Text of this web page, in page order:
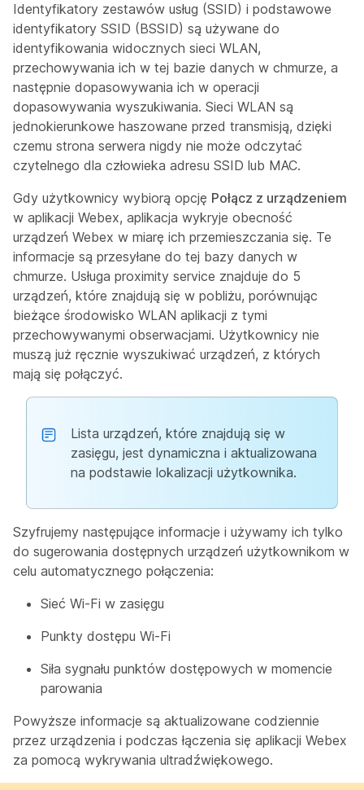
Identyfikatory zestawów usług (SSID) i podstawowe
identyfikatory SSID (BSSID) są używane do
identyfikowania widocznych sieci WLAN,
przechowywania ich w tej bazie danych w chmurze, a
następnie dopasowywania ich w operacji
dopasowywania wyszukiwania. Sieci WLAN są
jednokierunkowe haszowane przed transmisją, dzięki
czemu strona serwera nigdy nie może odczytać
czytelnego dla człowieka adresu SSID lub MAC.
Gdy użytkownicy wybiorą opcję Połącz z urządzeniem
w aplikacji Webex, aplikacja wykryje obecność
urządzeń Webex w miarę ich przemieszczania się. Te
informacje są przesyłane do tej bazy danych w
chmurze. Usługa proximity service znajduje do 5
urządzeń, które znajdują się w pobliżu, porównując
bieżące środowisko WLAN aplikacji z tymi
przechowywanymi obserwacjami. Użytkownicy nie
muszą już ręcznie wyszukiwać urządzeń, z których
mają się połączyć.
Lista urządzeń, które znajdują się w
zasięgu, jest dynamiczna i aktualizowana
na podstawie lokalizacji użytkownika.
Szyfrujemy następujące informacje i używamy ich tylko
do sugerowania dostępnych urządzeń użytkownikom w
celu automatycznego połączenia:
Sieć Wi-Fi w zasięgu
Punkty dostępu Wi-Fi
Siła sygnału punktów dostępowych w momencie
parowania
Powyższe informacje są aktualizowane codziennie
przez urządzenia i podczas łączenia się aplikacji Webex
za pomocą wykrywania ultradźwiękowego.